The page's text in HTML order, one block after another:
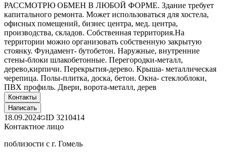
РАССМОТРЮ ОБМЕН В ЛЮБОЙ ФОРМЕ. Здание требует
капитального ремонта. Может использоваться для хостела,
офисных помещений, бизнес центра, мед. центра,
производства, складов. Собственная территория.На
территории можно организовать собственную закрытую
стоянку. Фундамент- бутобетон. Наружные, внутренние
стены-блоки шлакобетонные. Перегородки-металл,
дерево,кирпичи. Перекрытия-дерево. Крыша- металлическая
черепица. Полы-плитка, доска, бетон. Окна- стеклоблоки,
ПВХ профиль. Двери, ворота-металл, дерев
Контакты
Написать
18.09.2024 ID 3210414
Контактное лицо
поблизости с г. Гомель